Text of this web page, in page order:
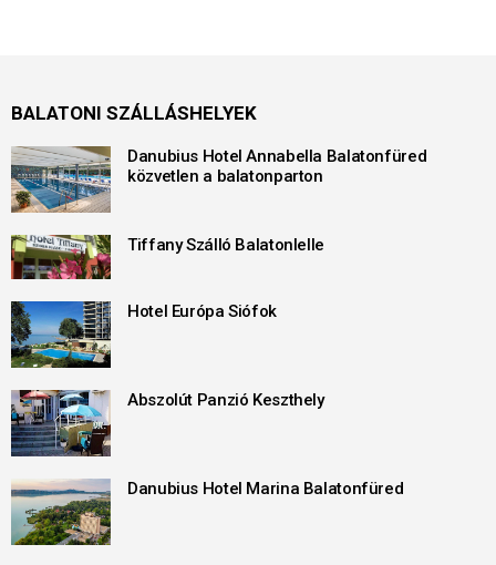
BALATONI SZÁLLÁSHELYEK
Danubius Hotel Annabella Balatonfüred
közvetlen a balatonparton
Tiffany Szálló Balatonlelle
Hotel Európa Siófok
Abszolút Panzió Keszthely
Danubius Hotel Marina Balatonfüred